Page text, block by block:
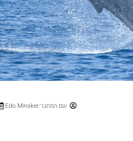
שם המחבר:Edo Minsker